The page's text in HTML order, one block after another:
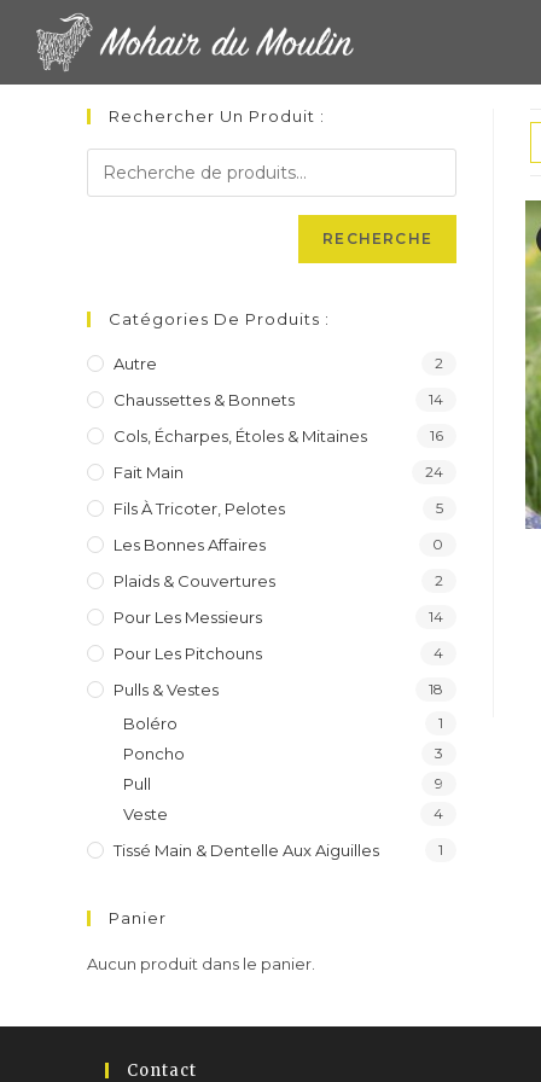
content
Rechercher Un Produit :
RECHERCHE
Catégories De Produits :
Autre 2
Chaussettes & Bonnets 14
Cols, Écharpes, Étoles & Mitaines 16
Fait Main 24
Fils À Tricoter, Pelotes 5
Les Bonnes Affaires 0
Plaids & Couvertures 2
Pour Les Messieurs 14
Pour Les Pitchouns 4
Pulls & Vestes 18
Boléro 1
Poncho 3
Pull 9
Veste 4
Tissé Main & Dentelle Aux Aiguilles 1
Panier
Aucun produit dans le panier.
Contact